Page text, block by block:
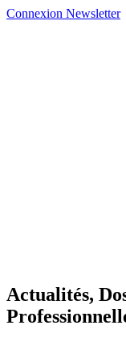
Connexion Newsletter
Actualités,